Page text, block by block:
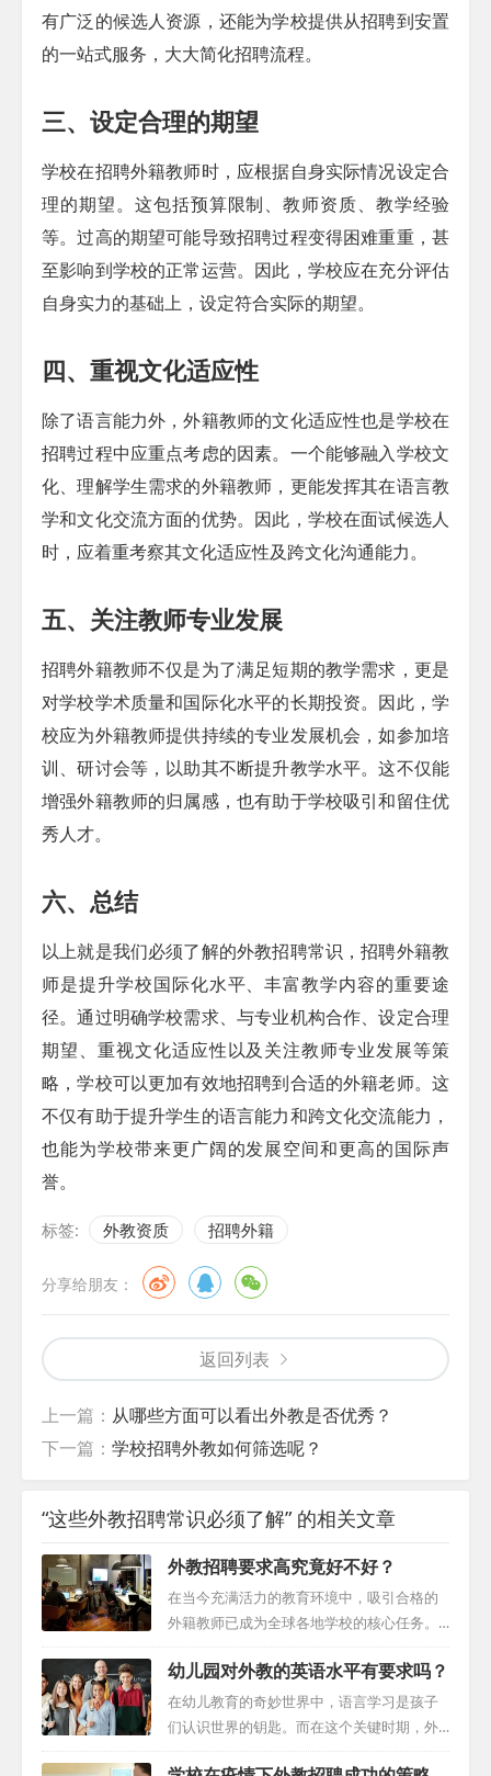
有广泛的候选人资源，还能为学校提供从招聘到安置
的一站式服务，大大简化招聘流程。
三、设定合理的期望
学校在招聘外籍教师时，应根据自身实际情况设定合
理的期望。这包括预算限制、教师资质、教学经验
等。过高的期望可能导致招聘过程变得困难重重，甚
至影响到学校的正常运营。因此，学校应在充分评估
自身实力的基础上，设定符合实际的期望。
四、重视文化适应性
除了语言能力外，外籍教师的文化适应性也是学校在
招聘过程中应重点考虑的因素。一个能够融入学校文
化、理解学生需求的外籍教师，更能发挥其在语言教
学和文化交流方面的优势。因此，学校在面试候选人
时，应着重考察其文化适应性及跨文化沟通能力。
五、关注教师专业发展
招聘外籍教师不仅是为了满足短期的教学需求，更是
对学校学术质量和国际化水平的长期投资。因此，学
校应为外籍教师提供持续的专业发展机会，如参加培
训、研讨会等，以助其不断提升教学水平。这不仅能
增强外籍教师的归属感，也有助于学校吸引和留住优
秀人才。
六、总结
以上就是我们必须了解的外教招聘常识，招聘外籍教
师是提升学校国际化水平、丰富教学内容的重要途
径。通过明确学校需求、与专业机构合作、设定合理
期望、重视文化适应性以及关注教师专业发展等策
略，学校可以更加有效地招聘到合适的外籍老师。这
不仅有助于提升学生的语言能力和跨文化交流能力，
也能为学校带来更广阔的发展空间和更高的国际声
誉。
标签: 外教资质 招聘外籍
分享给朋友：
返回列表
上一篇： 从哪些方面可以看出外教是否优秀？
下一篇： 学校招聘外教如何筛选呢？
“这些外教招聘常识必须了解” 的相关文章
外教招聘要求高究竟好不好？
在当今充满活力的教育环境中，吸引合格的
外籍教师已成为全球各地学校的核心任务。
然而，设定招聘标准的过程中需慎重行事，
需在各种需求间寻找微妙的平衡，以防阻碍
潜在的人才并带来不必要的困扰。这篇文章
将深入探讨外籍教师招聘的复杂性以及如何
进行外教招聘工作！ 了解竞争环境 外籍教师
幼儿园对外教的英语水平有要求吗？
在幼儿教育的奇妙世界中，语言学习是孩子
们认识世界的钥匙。而在这个关键时期，外
籍教师的作用日益凸显。他们不仅带来了不